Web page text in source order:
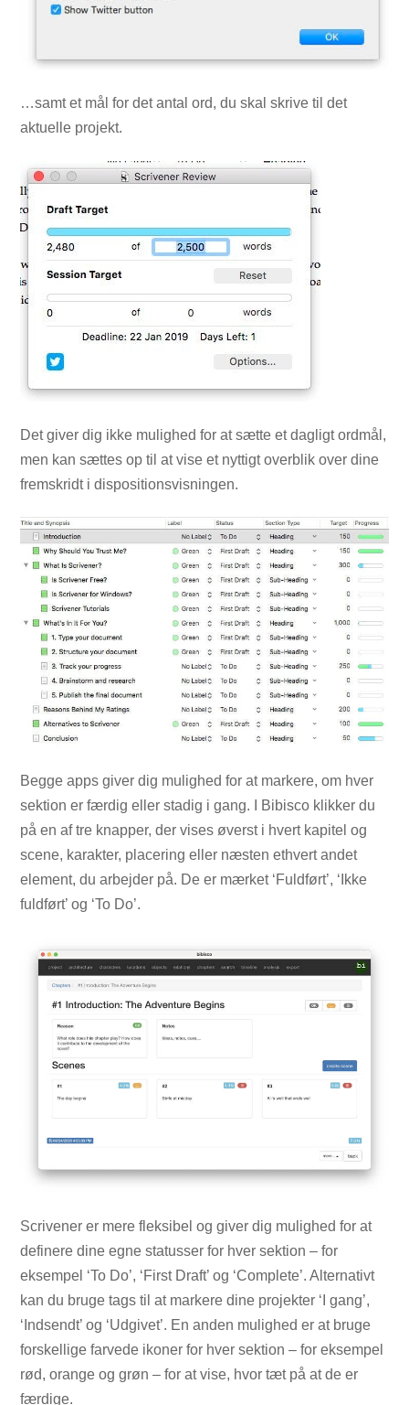
…samt et mål for det antal ord, du skal skrive til det
aktuelle projekt.
Det giver dig ikke mulighed for at sætte et dagligt ordmål,
men kan sættes op til at vise et nyttigt overblik over dine
fremskridt i dispositionsvisningen.
Begge apps giver dig mulighed for at markere, om hver
sektion er færdig eller stadig i gang. I Bibisco klikker du
på en af ​​tre knapper, der vises øverst i hvert kapitel og
scene, karakter, placering eller næsten ethvert andet
element, du arbejder på. De er mærket ‘Fuldført’, ‘Ikke
fuldført’ og ‘To Do’.
Scrivener er mere fleksibel og giver dig mulighed for at
definere dine egne statusser for hver sektion – for
eksempel ‘To Do’, ‘First Draft’ og ‘Complete’. Alternativt
kan du bruge tags til at markere dine projekter ‘I gang’,
‘Indsendt’ og ‘Udgivet’. En anden mulighed er at bruge
forskellige farvede ikoner for hver sektion – for eksempel
rød, orange og grøn – for at vise, hvor tæt på at de er
færdige.